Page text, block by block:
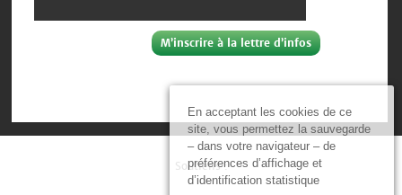
En acceptant les cookies de ce
site, vous permettez la sauvegarde
– dans votre navigateur – de
préférences d’affichage et
d’identification statistique
Soutiens :